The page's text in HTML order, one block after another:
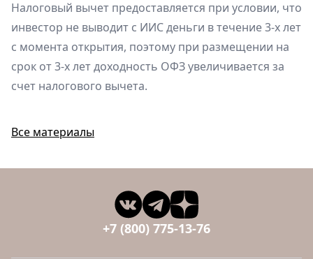
Налоговый вычет предоставляется при условии, что
инвестор не выводит с ИИС деньги в течение 3-х лет
с момента открытия, поэтому при размещении на
срок от 3-х лет доходность ОФЗ увеличивается за
счет налогового вычета.
Все материалы
+7 (800) 775-13-76